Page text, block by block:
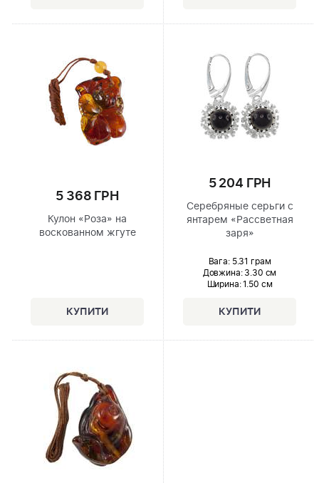
5 368 ГРН
Кулон «Роза» на
воскованном жгуте
5 204 ГРН
Серебряные серьги с
янтарем «Рассветная
заря»
Вага: 5.31 грам
Довжина:3.30 см
Ширина: 1.50 см